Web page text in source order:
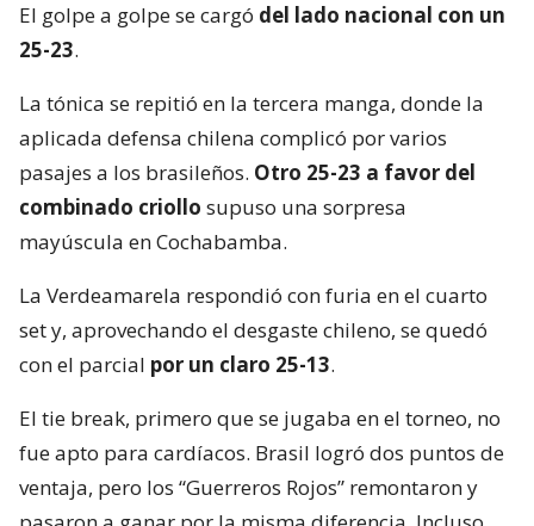
El golpe a golpe se cargó del lado nacional con un
25-23.
La tónica se repitió en la tercera manga, donde la
aplicada defensa chilena complicó por varios
pasajes a los brasileños. Otro 25-23 a favor del
combinado criollo supuso una sorpresa
mayúscula en Cochabamba.
La Verdeamarela respondió con furia en el cuarto
set y, aprovechando el desgaste chileno, se quedó
con el parcial por un claro 25-13.
El tie break, primero que se jugaba en el torneo, no
fue apto para cardíacos. Brasil logró dos puntos de
ventaja, pero los “Guerreros Rojos” remontaron y